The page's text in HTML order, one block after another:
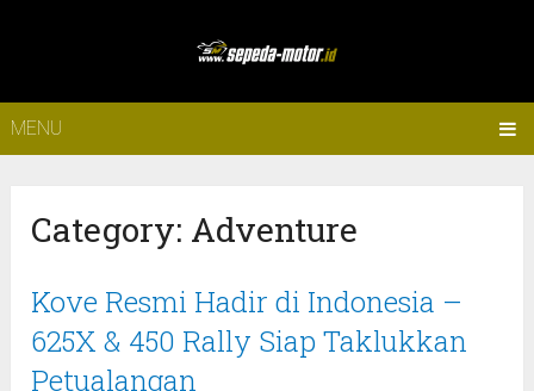
MENU
Category: Adventure
Kove Resmi Hadir di Indonesia –
625X & 450 Rally Siap Taklukkan
Petualangan